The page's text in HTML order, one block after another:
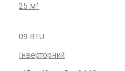
25 м²
09 BTU
Інверторний